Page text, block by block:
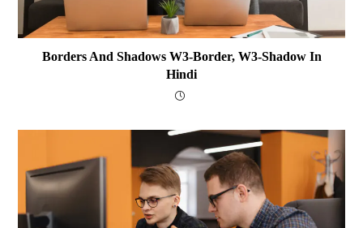
Borders And Shadows W3-Border, W3-Shadow In
Hindi